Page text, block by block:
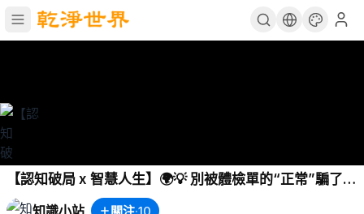
【認知破局 x 智慧人生】🌍💡 別被體檢單的“正常”騙了！
一口氣讀懂《超越百歲》：你的身體可能就是這艘泰坦尼
知識小站 關注·10